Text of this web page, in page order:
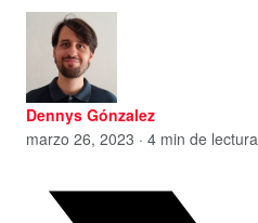
Dennys Gónzalez
marzo 26, 2023 · 4 min de lectura